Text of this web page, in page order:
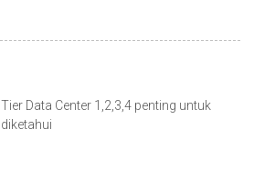
Tier Data Center 1,2,3,4 penting untuk
diketahui